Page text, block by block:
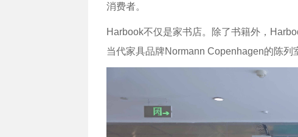
消费者。
Harbook不仅是家书店。除了书籍外，
当代家具品牌Normann Copenhagen的陈列